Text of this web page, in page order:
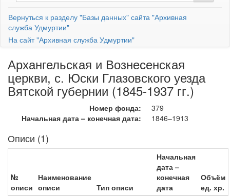
Вернуться к разделу "Базы данных" сайта "Архивная
служба Удмуртии"
На сайт "Архивная служба Удмуртии"
Архангельская и Вознесенская
церкви, с. Юски Глазовского уезда
Вятской губернии (1845-1937 гг.)
Номер фонда:
379
Начальная дата – конечная дата:
1846–1913
Описи (1)
№
описи
Наименование
описи
Тип описи
Начальная
дата –
конечная
дата
Объём
ед. хр.